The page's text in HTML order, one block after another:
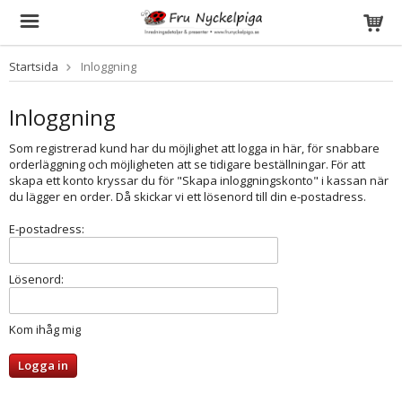
Startsida Inloggning
Inloggning
Som registrerad kund har du möjlighet att logga in här, för snabbare
orderläggning och möjligheten att se tidigare beställningar. För att
skapa ett konto kryssar du för "Skapa inloggningskonto" i kassan när
du lägger en order. Då skickar vi ett lösenord till din e-postadress.
E-postadress:
Lösenord:
Kom ihåg mig